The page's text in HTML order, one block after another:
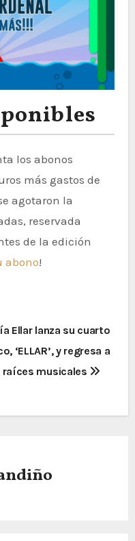
los abonos
más gastos de
agotaron la
reservada
de la edición
abono!
Ellar lanza su cuarto
‘ELLAR’, y regresa a
raíces musicales